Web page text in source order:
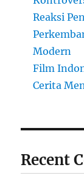
Reaksi
Modern
Film
Cerita
Recent